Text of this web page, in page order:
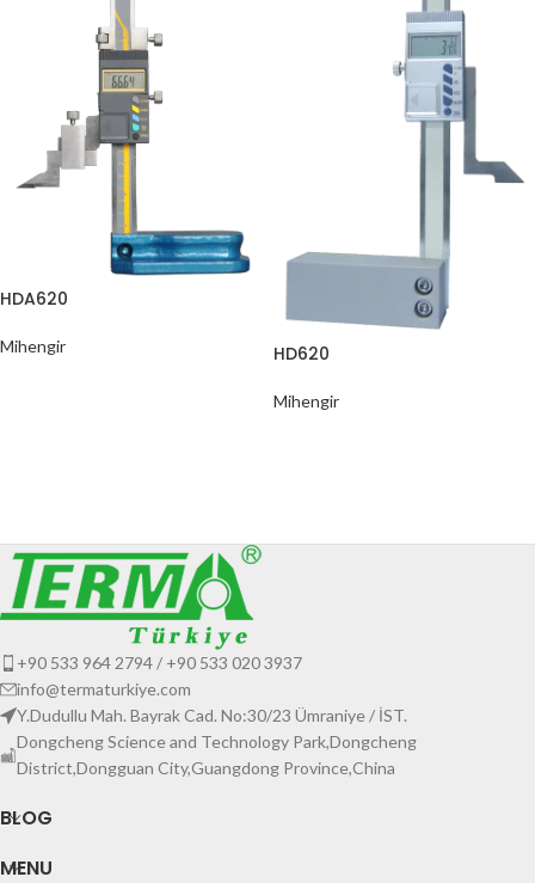
HDA620
Mihengir HD620
Mihengir
+90 533 964 2794 / +90 533 020 3937
info@termaturkiye.com
Y.Dudullu Mah. Bayrak Cad. No:30/23 Ümraniye / İST.
Dongcheng Science and Technology Park,Dongcheng
District,Dongguan City,Guangdong Province,China
BLOG
MENU